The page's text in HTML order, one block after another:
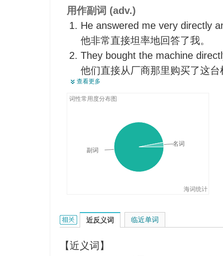
截然
即刻
过一会儿
很快
直率地
恰好地
不久
用作副词 (adv.)
He answered me very directly
他非常直接坦率地回答了我。
They bought the machine
他们直接从厂商那里购买了这台
I'll be there directly.
我立刻到那。
如果你能多等一会儿的话，他
The post office is directly
邮局在市政厅的正对面。
His private actions are in
publicly expressed opinions.
查看更多
词性常用度分布图
海词统计
副词
名词
directly的相关资料：
近反义词
【近义词】
临近单词